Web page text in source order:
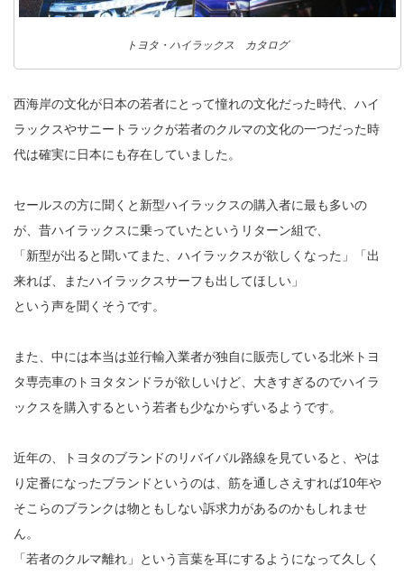
トヨタ・ハイラックス カタログ
西海岸の文化が日本の若者にとって憧れの文化だった時代、ハイ
ラックスやサニートラックが若者のクルマの文化の一つだった時
代は確実に日本にも存在していました。
セールスの方に聞くと新型ハイラックスの購入者に最も多いの
が、昔ハイラックスに乗っていたというリターン組で、
「新型が出ると聞いてまた、ハイラックスが欲しくなった」「出
来れば、またハイラックスサーフも出してほしい」
という声を聞くそうです。
また、中には本当は並行輸入業者が独自に販売している北米トヨ
タ専売車のトヨタタンドラが欲しいけど、大きすぎるのでハイラ
ックスを購入するという若者も少なからずいるようです。
近年の、トヨタのブランドのリバイバル路線を見ていると、やは
り定番になったブランドというのは、筋を通しさえすれば10年や
そこらのブランクは物ともしない訴求力があるのかもしれませ
ん。
「若者のクルマ離れ」という言葉を耳にするようになって久しく